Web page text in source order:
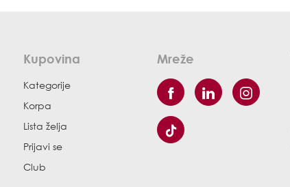
Kupovina
Kategorije
Korpa
Lista želja
Prijavi se
Club
Mreže